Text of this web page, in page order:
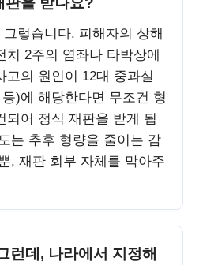
렇습니다. 피해자의 상해
치 2주의 염좌나 타박상에
고의 원인이 12대 중과실
)에 해당한다면 무조건 형
되어 정식 재판을 받게 됩
는 추후 형량을 줄이는 감
, 재판 회부 자체를 막아주
런데, 나라에서 지정해